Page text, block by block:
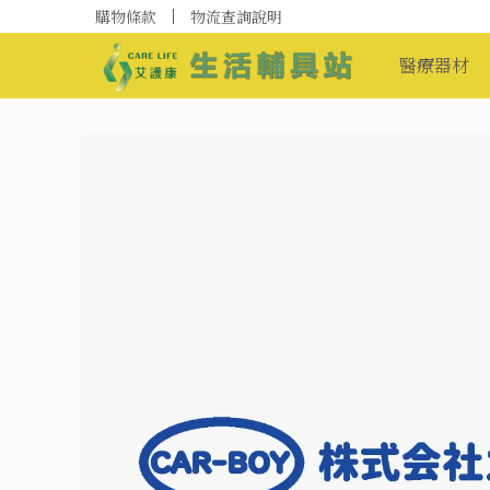
購物條款 物流查詢說明
醫療器材